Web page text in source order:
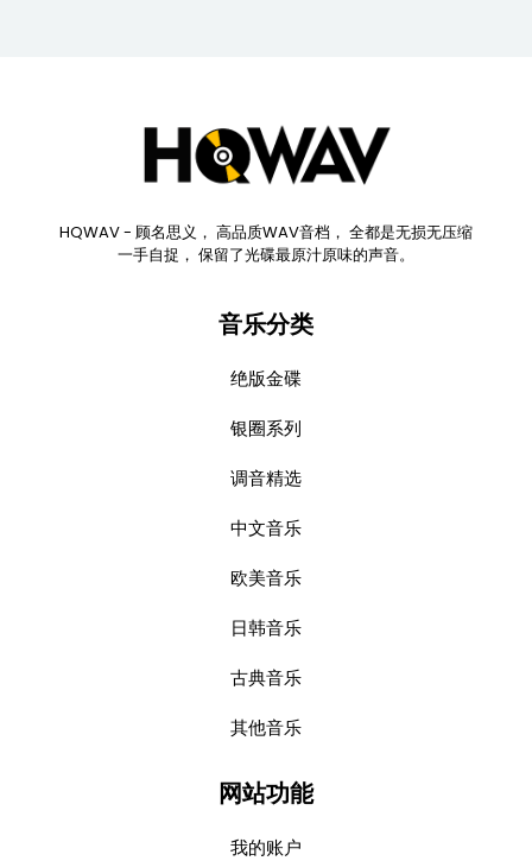
HQWAV - 顾名思义， 高品质WAV音档， 全都是无损无压缩
一手自捉， 保留了光碟最原汁原味的声音。
音乐分类
绝版金碟
银圈系列
调音精选
中文音乐
欧美音乐
日韩音乐
古典音乐
其他音乐
网站功能
我的账户